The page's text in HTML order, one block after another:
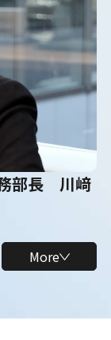
部長 川﨑
More